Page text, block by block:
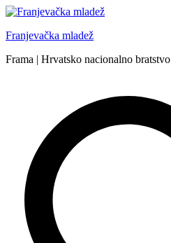
Skip
content
Franjevačka mladež
Frama | Hrvatsko nacionalno bratstvo